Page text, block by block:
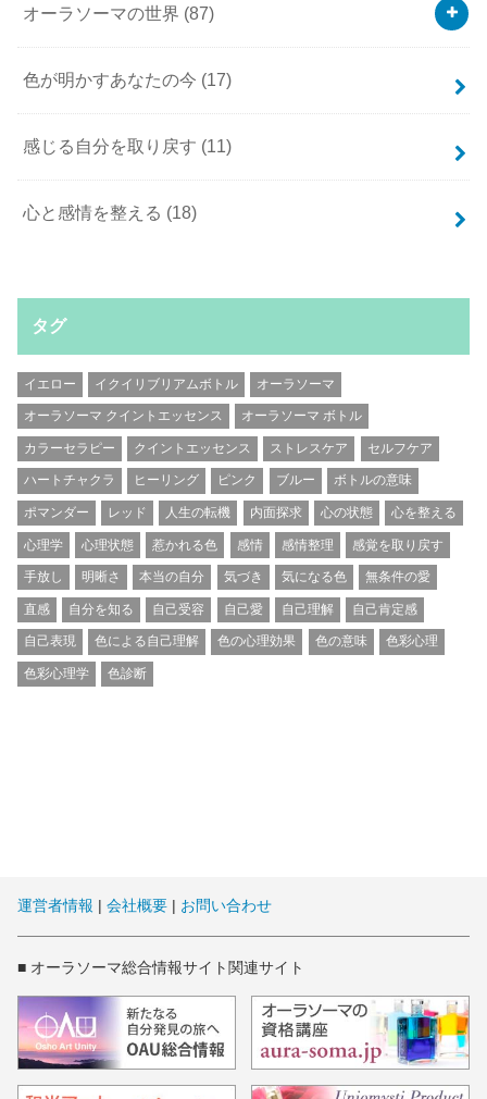
オーラソーマの世界 (87)
色が明かすあなたの今 (17)
感じる自分を取り戻す (11)
心と感情を整える (18)
タグ
イエロー イクイリブリアムボトル オーラソーマ
オーラソーマ クイントエッセンス オーラソーマ ボトル
カラーセラピー クイントエッセンス ストレスケア セルフケア
ハートチャクラ ヒーリング ピンク ブルー ボトルの意味
ポマンダー レッド 人生の転機 内面探求 心の状態 心を整える
心理学 心理状態 惹かれる色 感情 感情整理 感覚を取り戻す
手放し 明晰さ 本当の自分 気づき 気になる色 無条件の愛
直感 自分を知る 自己受容 自己愛 自己理解 自己肯定感
自己表現 色による自己理解 色の心理効果 色の意味 色彩心理
色彩心理学 色診断
運営者情報 | 会社概要 | お問い合わせ
■ オーラソーマ総合情報サイト関連サイト